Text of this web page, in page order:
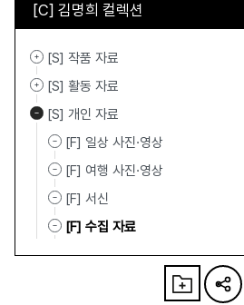
[C] 김명희 컬렉션
[S] 작품 자료
[S] 활동 자료
[S] 개인 자료
[F] 일상 사진·영상
[F] 여행 사진·영상
[F] 서신
[F] 수집 자료